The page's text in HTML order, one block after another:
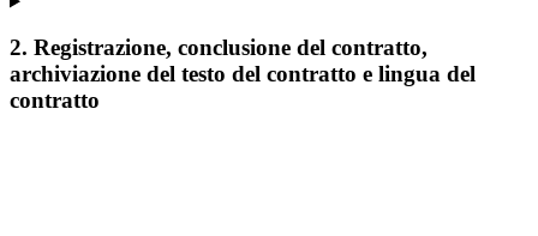
2. Registrazione, conclusione del contratto,
archiviazione del testo del contratto e lingua del
contratto